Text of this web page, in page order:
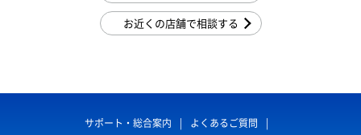
お近くの店舗で相談する
サポート・総合案内 よくあるご質問